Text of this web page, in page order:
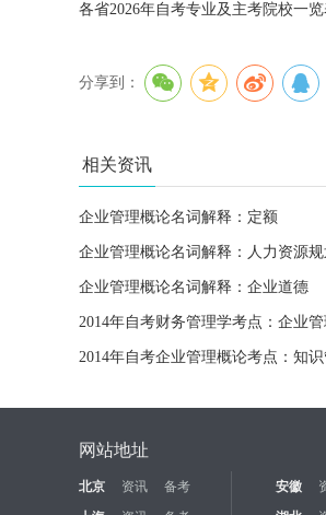
各省2026年自考专业及主考院校一览
分享到：
相关资讯
企业管理概论名词解释：定额
企业管理概论名词解释：人力资源规
企业管理概论名词解释：企业道德
2014年自考财务管理学考点：企业
2014年自考企业管理概论考点：知
网站地址
北京 资讯 备考 安徽